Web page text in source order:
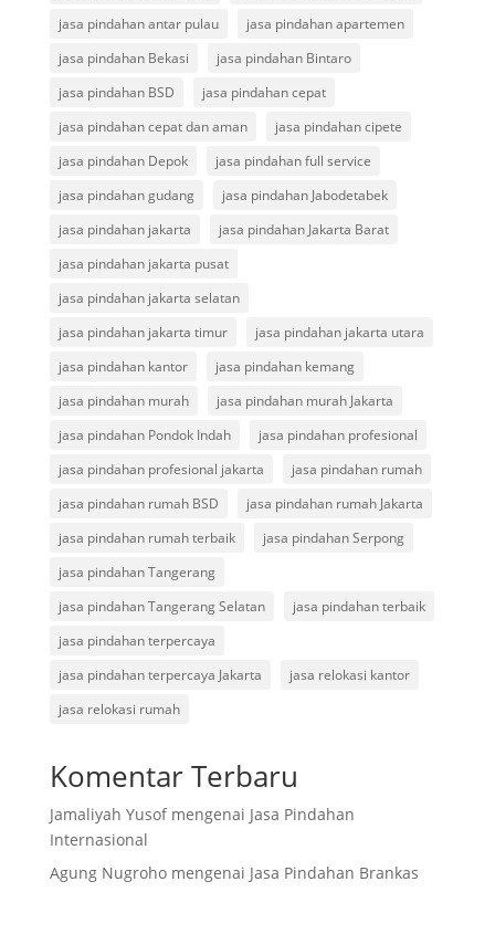
jasa pindahan antar pulau
jasa pindahan apartemen
jasa pindahan Bekasi
jasa pindahan Bintaro
jasa pindahan BSD
jasa pindahan cepat
jasa pindahan cepat dan aman
jasa pindahan cipete
jasa pindahan Depok
jasa pindahan full service
jasa pindahan gudang
jasa pindahan Jabodetabek
jasa pindahan jakarta
jasa pindahan Jakarta Barat
jasa pindahan jakarta pusat
jasa pindahan jakarta selatan
jasa pindahan jakarta timur
jasa pindahan jakarta utara
jasa pindahan kantor
jasa pindahan kemang
jasa pindahan murah
jasa pindahan murah Jakarta
jasa pindahan Pondok Indah
jasa pindahan profesional
jasa pindahan profesional jakarta
jasa pindahan rumah
jasa pindahan rumah BSD
jasa pindahan rumah Jakarta
jasa pindahan rumah terbaik
jasa pindahan Serpong
jasa pindahan Tangerang
jasa pindahan Tangerang Selatan
jasa pindahan terbaik
jasa pindahan terpercaya
jasa pindahan terpercaya Jakarta
jasa relokasi kantor
jasa relokasi rumah
Komentar Terbaru
Jamaliyah Yusofmengenai Jasa Pindahan
Internasional
Agung Nugrohomengenai Jasa Pindahan Brankas